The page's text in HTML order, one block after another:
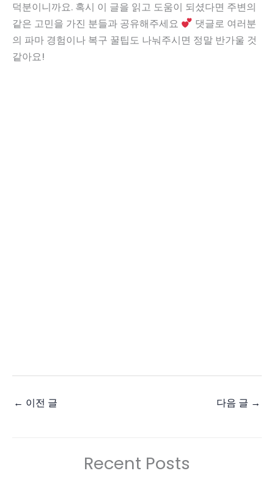
덕분이니까요. 혹시 이 글을 읽고 도움이 되셨다면 주변의
같은 고민을 가진 분들과 공유해주세요
댓글로 여러분
의 파마 경험이나 복구 꿀팁도 나눠주시면 정말 반가울 것
같아요!
← 이전 글 다음 글 →
Recent Posts